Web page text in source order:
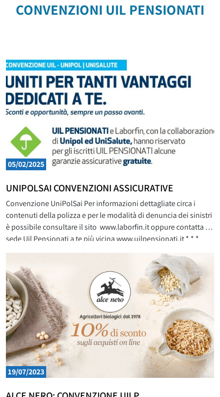
CONVENZIONI UIL PENSIONATI
05/02/2025
UNIPOLSAI CONVENZIONI ASSICURATIVE
Convenzione UniPolSai Per informazioni dettagliate circa i
contenuti della polizza e per le modalità di denuncia dei sinistri
è possibile consultare il sito www.laborfin.it oppure contatta la
sede Uil Pensionati a te più vicina www.uilpensionati.it * * *
Clicca qui per scaricare il VOLANTINO UNIPOLSAI-UILP 2026
19/07/2023